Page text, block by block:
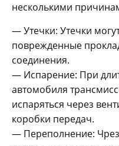
несколькими
— Утечки: Утечки
поврежденные
соединения.
— Испарение: При
автомобиля
испаряться через
коробки передач.
— Переполнение: